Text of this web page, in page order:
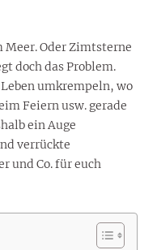
Meer. Oder Zimtsterne
doch das Problem.
umkrempeln, wo
Feiern usw. gerade
ein Auge
verrückte
und Co. für euch